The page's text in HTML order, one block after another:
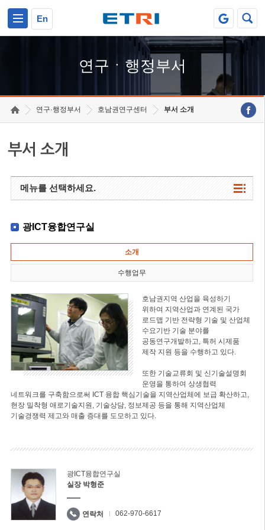
En
연구ㆍ행정부서
연구·행정부서 호남권연구센터 부서 소개
부서 소개
메뉴를 선택하세요.
광ICT융합연구실
소개
수행업무
호남권지역 산업을 육성하기
위하여 지역산업과 연계된 국가
로드맵 기반 전략형 기술 및 산업체
수요기반 기술 분야를
공동연구개발하고, 특허 시제품
제작 지원 등을 수행하고 있다.
또한 기술교류회 및 신기술설명회
운영을 통하여 상생협력
네트워크를 구축함으로써 ICT 융합 핵심기술을 지역산업체에 보급 확산하고,
현장 밀착형 애로기술지원, 기술상담, 정보제공 등을 통해 지역산업체
기술경쟁력 제고와 매출 증대를 도모하고 있다.
광ICT융합연구실
실장 박형준
연락처 062-970-6617